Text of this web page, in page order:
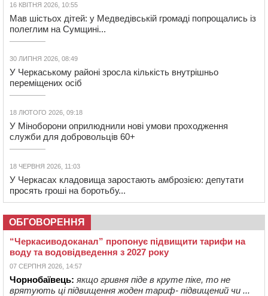
16 КВІТНЯ 2026, 10:55
Мав шістьох дітей: у Медведівській громаді попрощались із
полеглим на Сумщині...
30 ЛИПНЯ 2026, 08:49
У Черкаському районі зросла кількість внутрішньо
переміщених осіб
18 ЛЮТОГО 2026, 09:18
У Міноборони оприлюднили нові умови проходження
служби для добровольців 60+
18 ЧЕРВНЯ 2026, 11:03
У Черкасах кладовища заростають амброзією: депутати
просять гроші на боротьбу...
ОБГОВОРЕННЯ
“Черкасиводоканал” пропонує підвищити тарифи на
воду та водовідведення з 2027 року
07 СЕРПНЯ 2026, 14:57
Чорнобаївець: якщо гривня піде в круте піке, то не
врятують ці підвищення жоден тариф- підвищений чи ...